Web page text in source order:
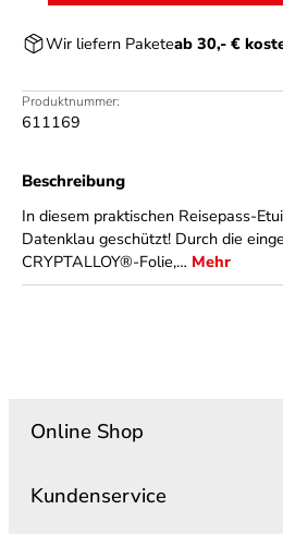
Wir liefern Paketeab 30,- €
Produktnummer:
611169
Beschreibung
In diesem praktischen Reisepass-
Datenklau geschützt! Durch die
CRYPTALLOY®-Folie,… Mehr
Online Shop
Kundenservice